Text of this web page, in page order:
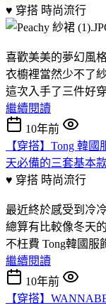
♥ 穿搭 時尚流行
喜歡美美的夢幻風
衣櫥裡當然少不了
這次入手了三件好
繼續閱讀
10年前
【穿搭】Tong 韓
天必備的三套基本
♥ 穿搭 時尚流行
最近終於感受到冷
總算有比較像冬天
不枉費 Tong韓國服
繼續閱讀
10年前
【穿搭】